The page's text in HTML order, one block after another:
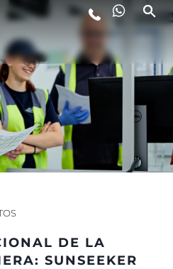
DE VIDA
SOMOS?
DE LA
SUNSEEKER